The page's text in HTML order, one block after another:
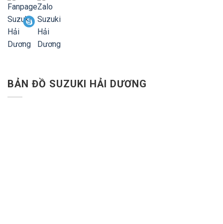
BẢN ĐỒ SUZUKI HẢI DƯƠNG